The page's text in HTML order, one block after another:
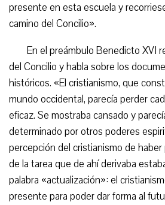
presente en esta escuela y
camino del Concilio».
En el preámbulo Benedicto XVI
del Concilio y habla sobre los
históricos. «El cristianismo, que
mundo occidental, parecía perder
eficaz. Se mostraba cansado y
determinado por otros poderes
percepción del cristianismo de
de la tarea que de ahí derivaba
palabra «actualización»: el
presente para poder dar forma al